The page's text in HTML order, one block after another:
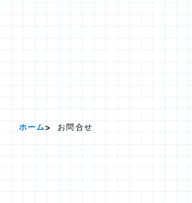
ホーム お問合せ